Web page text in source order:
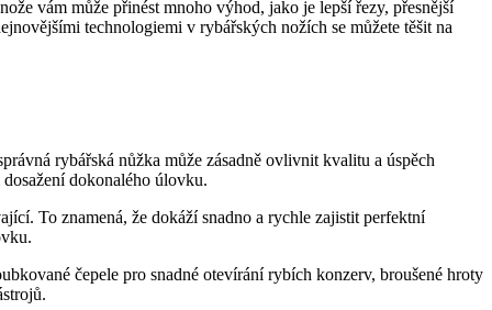
vám​ může ⁢přinést mnoho výhod, jako je⁢ lepší řezy,⁢ přesnější
technologiemi v rybářských nožích se‍ můžete těšit na
rybářská nůžka může zásadně ovlivnit kvalitu a úspěch
dokonalého úlovku.
To znamená, že dokáží snadno a⁢ rychle zajistit perfektní
čepele pro snadné otevírání rybích konzerv, broušené hroty